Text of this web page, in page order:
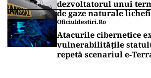
dezvoltatorul unui
de gaze naturale
Oficiuldestiri.ro
Atacurile cibernetice
vulnerabilitățile
repetă scenariul